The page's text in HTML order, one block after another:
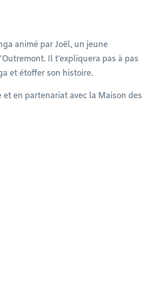
animé par Joël, un jeune
Il t’expliquera pas à pas
et étoffer son histoire.
en partenariat avec la Maison des